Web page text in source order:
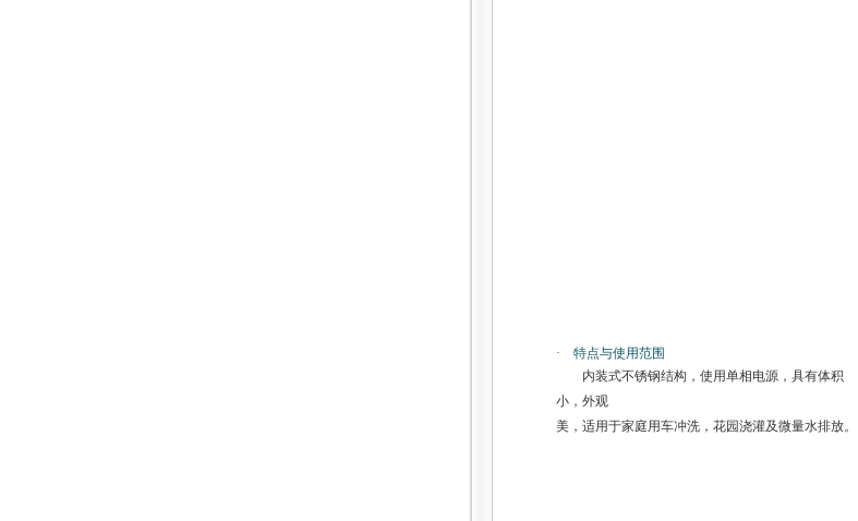
· 特点与使用范围
内装式不锈钢结构，使用单相电源，具有体积
小，外观
美，适用于家庭用车冲洗，花园浇灌及微量水排放。